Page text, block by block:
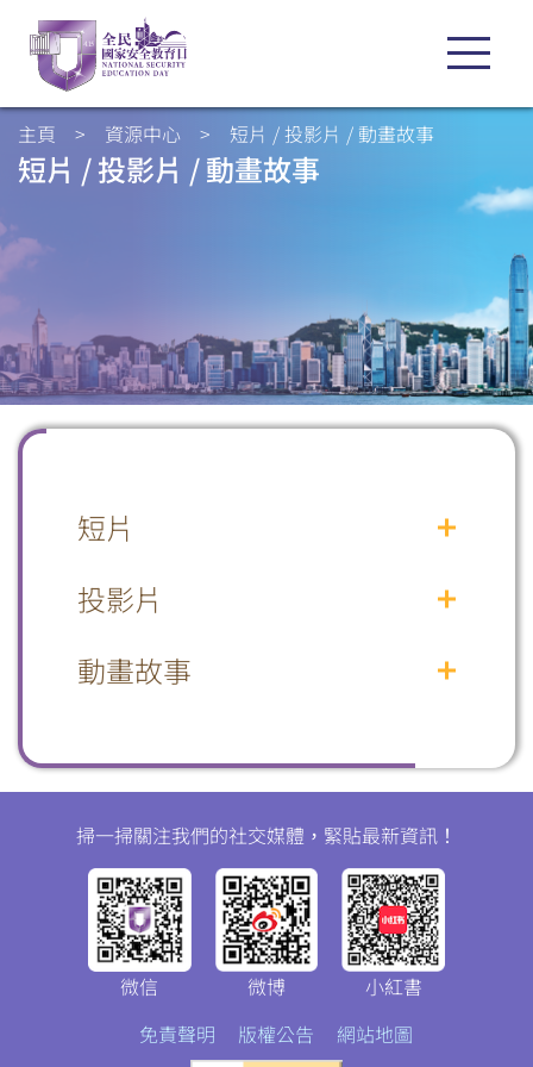
主頁 > 資源中心 > 短片 / 投影片 / 動畫故事
短片 / 投影片 / 動畫故事
短片
放眼祖國 風光無限
國安小衞士
日」開幕典禮影片
2025年 第10個「全民國家安全教育
日」開幕典禮：學生歌詠團獻唱
2025年 第10個「全民國家安全教育
日」開幕典禮：學生短劇及拍攝花
絮
2025年 第10個「全民國家安全教育
日」宣傳短片
2025年 第10個「全民國家安全教育
日」專題展短片
2025年 第10個「全民國家安全教育
日」活動精華片段
放眼祖國 風光無限
國安小衞士
日」開幕典禮影片
2025年 第10個「全民國家安全教育
日」開幕典禮：學生歌詠團獻唱
2025年 第10個「全民國家安全教育
日」開幕典禮：學生短劇及拍攝花
絮
2025年 第10個「全民國家安全教育
日」宣傳短片
2025年 第10個「全民國家安全教育
日」專題展短片
2025年 第10個「全民國家安全教育
日」活動精華片段
投影片
《憲法》、《基本法》及《香港國
安法》
法》簡介
《憲法》、《基本法》及《香港國
安法》
法》簡介
動畫故事
免責聲明 版權公告 網站地圖
掃一掃關注我們的社交媒體，緊貼最新資訊！
微信 微博 小紅書
微信 小紅書